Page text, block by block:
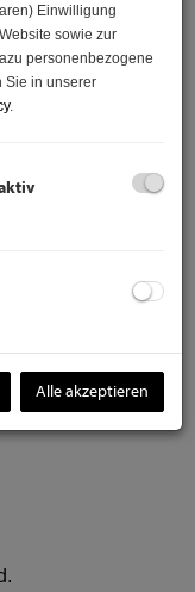
Einwilligung
sowie zur
personenbezogene
Sie in unserer
.
Alle akzeptieren